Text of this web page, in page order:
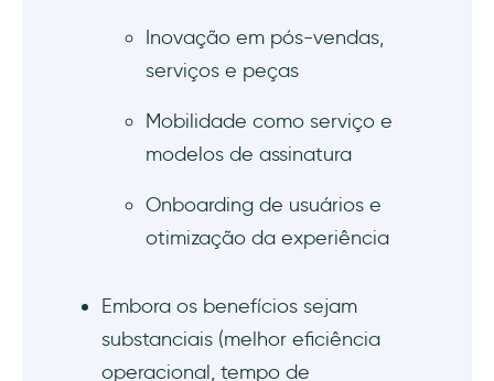
Inovação em pós-vendas,
serviços e peças
Mobilidade como serviço e
modelos de assinatura
Onboarding de usuários e
otimização da experiência
Embora os benefícios sejam
substanciais (melhor eficiência
operacional, tempo de